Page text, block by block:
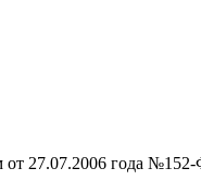
от 27.07.2006 года